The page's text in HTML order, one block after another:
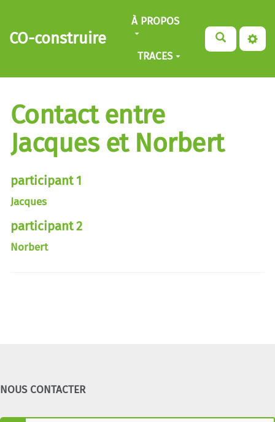
Aller au contenu principal
CO-construire
À PROPOS
TRACES
Contact entre
Jacques et Norbert
participant 1
Jacques
participant 2
Norbert
NOUS CONTACTER